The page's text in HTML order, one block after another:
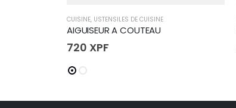
CUISINE, USTENSILES DE CUISINE
AIGUISEUR A COUTEAU
720 XPF